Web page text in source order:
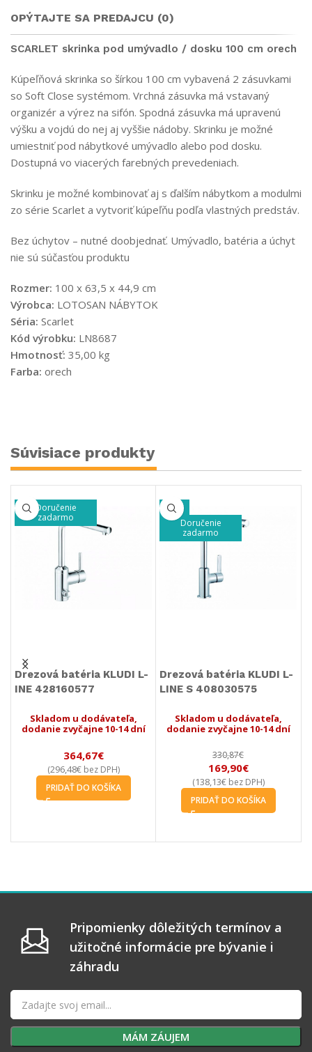
OPÝTAJTE SA PREDAJCU (0)
SCARLET skrinka pod umývadlo / dosku 100 cm orech
Kúpeľňová skrinka so šírkou 100 cm vybavená 2 zásuvkami
so Soft Close systémom. Vrchná zásuvka má vstavaný
organizér a výrez na sifón. Spodná zásuvka má upravenú
výšku a vojdú do nej aj vyššie nádoby. Skrinku je možné
umiestniť pod nábytkové umývadlo alebo pod dosku.
Dostupná vo viacerých farebných prevedeniach.
Skrinku je možné kombinovať aj s ďalším nábytkom a modulmi
zo série Scarlet a vytvoriť kúpeľňu podľa vlastných predstáv.
Bez úchytov – nutné doobjednať. Umývadlo, batéria a úchyt
nie sú súčasťou produktu
Rozmer: 100 x 63,5 x 44,9 cm
Výrobca: LOTOSAN NÁBYTOK
Séria: Scarlet
Kód výrobku: LN8687
Hmotnosť: 35,00 kg
Farba: orech
Súvisiace produkty
-33%
Doručenie
zadarmo
Drezová batéria KLUDI
LOGO-NEO 379240575
Skladom u dodávateľa,
dodanie zvyčajne 10-14 dní
175,89€
117,30€
(95,37€bez DPH)
PRIDAŤ DO KOŠÍKA
Doručenie
zadarmo
Drezová batéria KLUDI
OBJEKTA 325810575
Skladom u dodávateľa,
dodanie zvyčajne 10-14 dní
517,83€
421,00€bez DPH)
PRIDAŤ DO KOŠÍKA
Pripomienky dôležitých termínov a
užitočné informácie pre bývanie i
záhradu